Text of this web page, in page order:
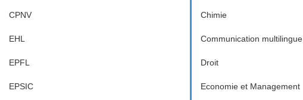
CPNV
EHL
EPFL
EPSIC
Chimie
Communication multilingue
Droit
Economie et Management